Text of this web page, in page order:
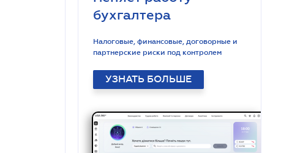
бухгалтера
Налоговые, финансовые, договорные и
партнерские риски под контролем
УЗНАТЬ БОЛЬШЕ